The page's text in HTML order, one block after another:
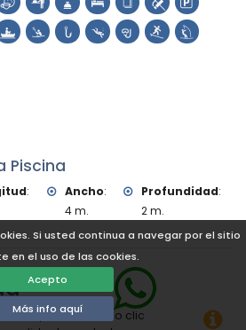
Si usted continua a navegar por el sitio
en el uso de las cookies.
Acepto
Más info aquí
Piscina
:
Ancho:
4 m.
Profundidad:
2 m.
del alquiler haciendo clic